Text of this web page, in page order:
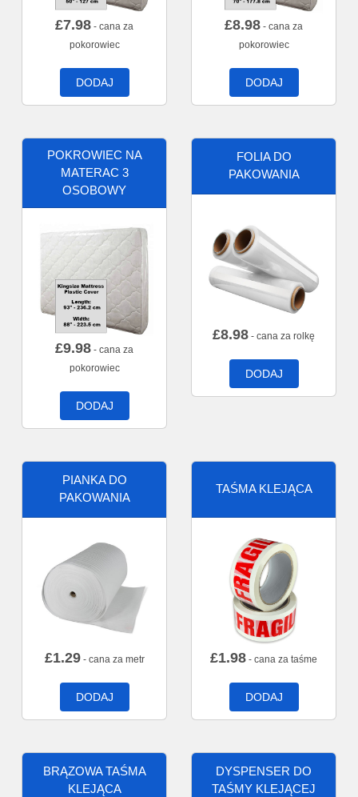
£7.98 - cana za
pokorowiec
DODAJ
£8.98 - cana za
pokorowiec
DODAJ
POKROWIEC NA
MATERAC 3
OSOBOWY
£9.98 - cana za
pokorowiec
DODAJ
FOLIA DO
PAKOWANIA
£8.98 - cana za rolkę
DODAJ
PIANKA DO
PAKOWANIA
£1.29- cana za metr
DODAJ
TAŚMA KLEJĄCA
£1.98 - cana za taśme
DODAJ
BRĄZOWA TAŚMA
KLEJĄCA
DYSPENSER DO
TAŚMY KLEJĄCEJ